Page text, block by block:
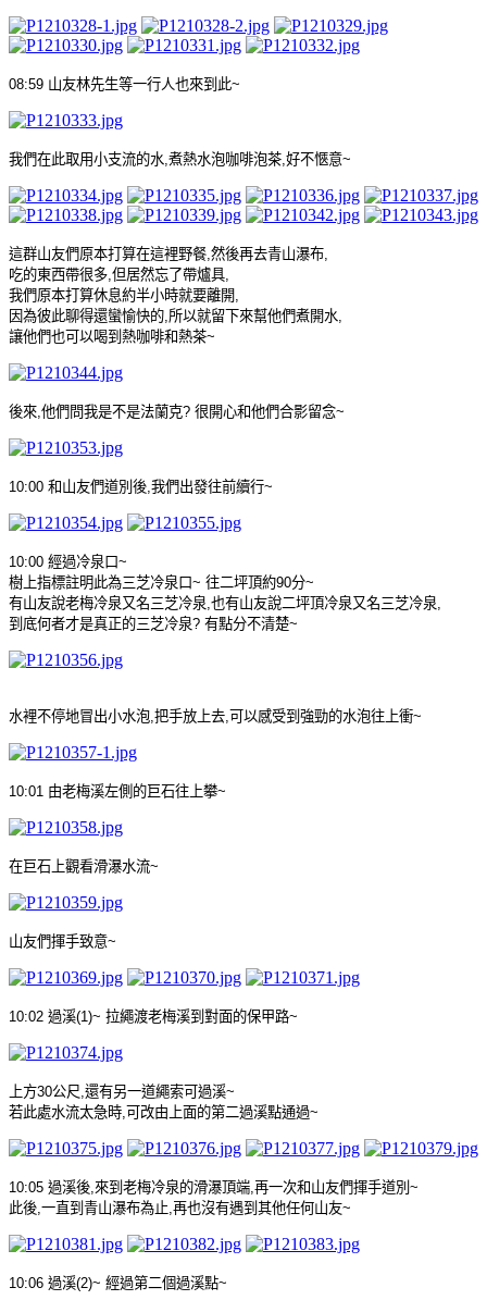
08:59 山友林先生等一行人也來到此~
我們在此取用小支流的水 煮熱水泡咖啡泡茶 好不愜意~
這群山友們原本打算在這裡野餐 然後再去青山瀑布
吃的東西帶很多 但居然忘了帶爐具
我們原本打算休息約半小時就要離開
因為彼此聊得還蠻愉快的 所以就留下來幫他們煮開水
讓他們也可以喝到熱咖啡和熱茶~
後來 他們問我是不是法蘭克? 很開心和他們合影留念~
10:00 和山友們道別後 我們出發往前續行~
10:00 經過冷泉口~
樹上指標註明此為三芝冷泉口~ 往二坪頂約90分~
有山友說老梅冷泉又名三芝冷泉 也有山友說二坪頂冷泉又名三芝冷泉
到底何者才是真正的三芝冷泉? 有點分不清楚~
水裡不停地冒出小水泡 把手放上去 可以感受到強勁的水泡往上衝~
10:01 由老梅溪左側的巨石往上攀~
在巨石上觀看滑瀑水流~
山友們揮手致意~
10:02 過溪(1)~ 拉繩渡老梅溪到對面的保甲路~
上方30公尺 還有另一道繩索可過溪~
若此處水流太急時 可改由上面的第二過溪點通過~
10:05 過溪後 來到老梅冷泉的滑瀑頂端 再一次和山友們揮手道別 ~
此後 一直到青山瀑布為止 再也沒有遇到其他任何山友~
10:06 過溪(2)~ 經過第二個過溪點~